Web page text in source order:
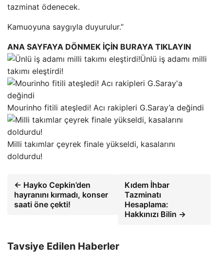
tazminat ödenecek.
Kamuoyuna saygıyla duyurulur.”
ANA SAYFAYA DÖNMEK İÇİN BURAYA TIKLAYIN
Ünlü iş adamı milli
takımı eleştirdi!
Mourinho fitili ateşledi! Acı rakipleri G.Saray’a değindi
Milli takımlar çeyrek finale yükseldi, kasalarını
doldurdu!
← Hayko Cepkin’den
hayranını kırmadı, konser
saati öne çekti!
Kıdem İhbar
Tazminatı
Hesaplama:
Hakkınızı Bilin →
Tavsiye Edilen Haberler